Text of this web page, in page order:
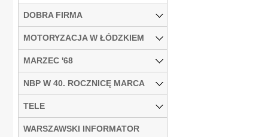
DOBRA FIRMA
MOTORYZACJA W ŁÓDZKIEM
MARZEC '68
NBP W 40. ROCZNICĘ MARCA
TELE
WARSZAWSKI INFORMATOR